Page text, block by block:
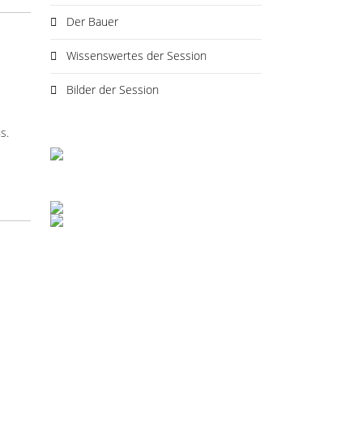
Der Bauer
Wissenswertes der Session
Bilder der Session